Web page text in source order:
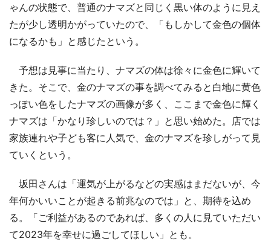
ゃんの状態で、普通のナマズと同じく黒い体のように見え
たが少し透明かがっていたので、「もしかして金色の個体
になるかも」と感じたという。
予想は見事に当たり、ナマズの体は徐々に金色に輝いて
きた。そこで、金のナマズの事を調べてみると白地に黄色
っぽい色をしたナマズの画像が多く、ここまで金色に輝く
ナマズは「かなり珍しいのでは？」と思い始めた。店では
家族連れや子ども客に人気で、金のナマズを珍しがって見
ていくという。
坂田さんは「運気が上がるなどの実感はまだないが、今
年何かいいことが起きる前兆なのでは」と、期待を込め
る。「ご利益があるのであれば、多くの人に見ていただい
て2023年を幸せに過ごしてほしい」とも。